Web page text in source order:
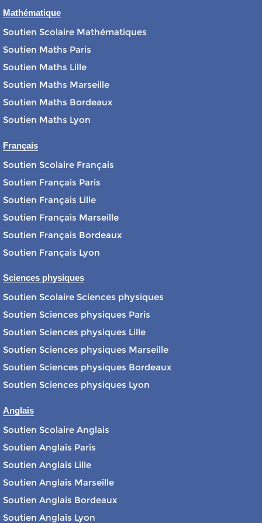
Mathématique
Soutien Scolaire Mathématiques
Soutien Maths Paris
Soutien Maths Lille
Soutien Maths Marseille
Soutien Maths Bordeaux
Soutien Maths Lyon
Français
Soutien Scolaire Français
Soutien Français Paris
Soutien Français Lille
Soutien Français Marseille
Soutien Français Bordeaux
Soutien Français Lyon
Sciences physiques
Soutien Scolaire Sciences physiques
Soutien Sciences physiques Paris
Soutien Sciences physiques Lille
Soutien Sciences physiques Marseille
Soutien Sciences physiques Bordeaux
Soutien Sciences physiques Lyon
Anglais
Soutien Scolaire Anglais
Soutien Anglais Paris
Soutien Anglais Lille
Soutien Anglais Marseille
Soutien Anglais Bordeaux
Soutien Anglais Lyon